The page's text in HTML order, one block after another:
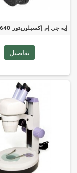
تفاصيل